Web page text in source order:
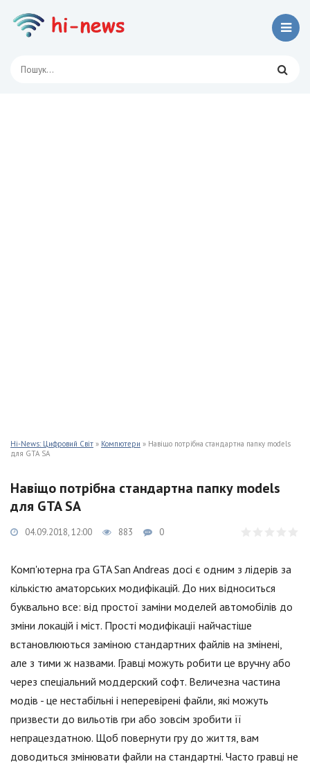
Hi-News: Цифровий Світ » Компютери » Навіщо потрібна стандартна папку models
для GTA SA
Навіщо потрібна стандартна папку models
для GTA SA
04.09.2018, 12:00 883 0
Комп'ютерна гра GTA San Andreas досі є одним з лідерів за
кількістю аматорських модифікацій. До них відноситься
буквально все: від простої заміни моделей автомобілів до
зміни локацій і міст. Прості модифікації найчастіше
встановлюються заміною стандартних файлів на змінені,
але з тими ж назвами. Гравці можуть робити це вручну або
через спеціальний моддерский софт. Величезна частина
модів - це нестабільні і неперевірені файли, які можуть
призвести до вильотів гри або зовсім зробити її
непрацездатною. Щоб повернути гру до життя, вам
доводиться змінювати файли на стандартні. Часто гравці не